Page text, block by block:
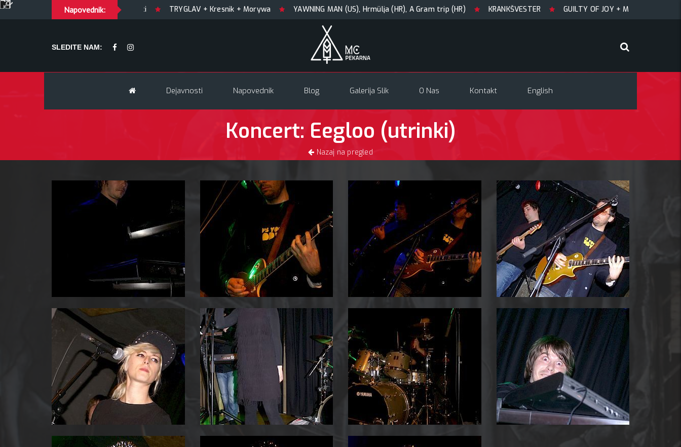
Napovednik:
GUILTY OF JOY + Match! + Šesti TRYGLAV + Kresnik + Morywa YAWNING MAN (US), Hrmülja (HR), A Gram trip (HR) KRANKŠVESTER GUILTY OF JOY + Match! + Šesti
SLEDITE NAM:
Dejavnosti Napovednik Blog Galerija Slik O Nas Kontakt English
Koncert: Eegloo (utrinki)
Nazaj na pregled